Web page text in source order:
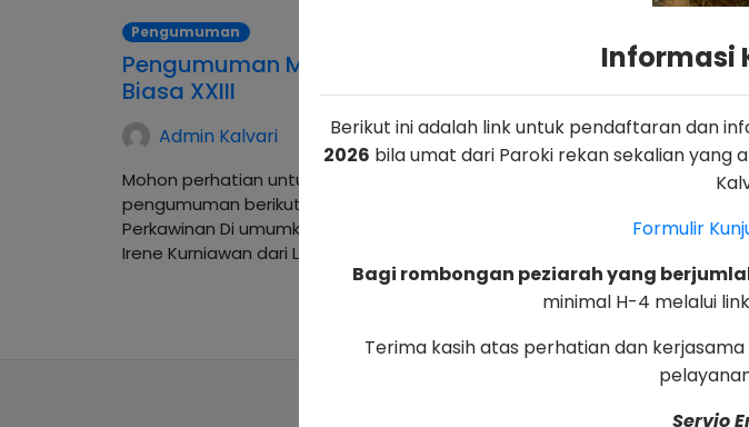
Pengumuman
Pengumuman Misa Hari Minggu
Biasa XXIII
Admin Kalvari
Mohon perhatian untuk beberapa
pengumuman berikut : 1.Pengumuman
Perkawinan Di umumkan untuk Ketiga kali :
Irene Kurniawan dari Lingkungan Taman…
Informasi
Berikut ini adalah link untuk pendaftaran dan
2026 bila umat dari Paroki rekan sekalian yang
Formulir
Bagi rombongan peziarah yang
minimal H-4 melalui
Terima kasih atas perhatian dan
Servio